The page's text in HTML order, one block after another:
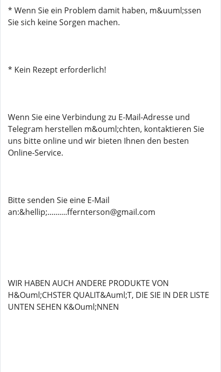
* Wenn Sie ein Problem damit haben, m&uuml;ssen
Sie sich keine Sorgen machen.
* Kein Rezept erforderlich!
Wenn Sie eine Verbindung zu E-Mail-Adresse und
Telegram herstellen m&ouml;chten, kontaktieren Sie
uns bitte online und wir bieten Ihnen den besten
Online-Service.
Bitte senden Sie eine E-Mail
an:&hellip;..........ffernterson@gmail.com
WIR HABEN AUCH ANDERE PRODUKTE VON
H&Ouml;CHSTER QUALIT&Auml;T, DIE SIE IN DER LISTE
UNTEN SEHEN K&Ouml;NNEN